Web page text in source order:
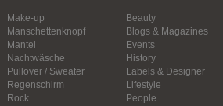
Make-up
Manschettenknopf
Mantel
Nachtwäsche
Pullover / Sweater
Regenschirm
Rock
Beauty
Blogs & Magazines
Events
History
Labels & Designer
Lifestyle
People